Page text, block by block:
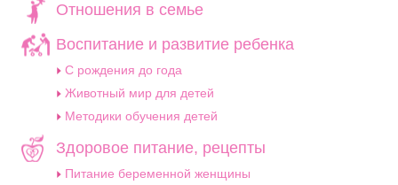
Отношения в семье
Воспитание и развитие ребенка
C рождения до года
Животный мир для детей
Методики обучения детей
Здоровое питание, рецепты
Питание беременной женщины